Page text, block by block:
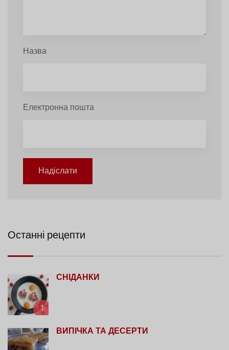
Назва
Електронна пошта
Надіслати
Останні рецепти
1
СНІДАНКИ
ВИПІЧКА ТА ДЕСЕРТИ